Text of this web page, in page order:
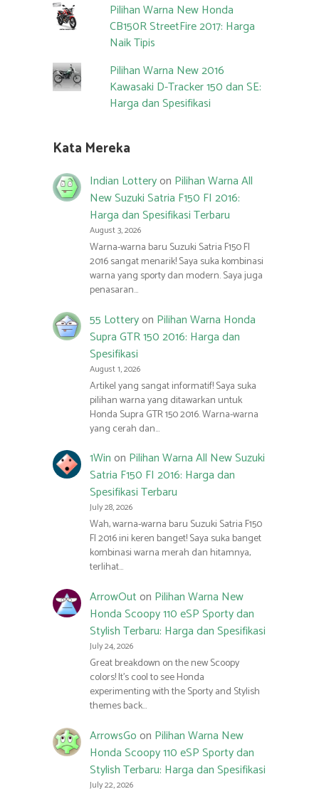
Pilihan Warna New Honda
CB150R StreetFire 2017: Harga
Naik Tipis
Pilihan Warna New 2016
Kawasaki D-Tracker 150 dan SE:
Harga dan Spesifikasi
Kata Mereka
Indian Lotteryon Pilihan Warna All
New Suzuki Satria F150 FI 2016:
Harga dan Spesifikasi Terbaru
August 3, 2026
Warna-warna baru Suzuki Satria F150 FI
2016 sangat menarik! Saya suka kombinasi
warna yang sporty dan modern. Saya juga
penasaran…
55 Lotteryon Pilihan Warna Honda
Supra GTR 150 2016: Harga dan
Spesifikasi
August 1, 2026
Artikel yang sangat informatif! Saya suka
pilihan warna yang ditawarkan untuk
Honda Supra GTR 150 2016. Warna-warna
yang cerah dan…
1Winon Pilihan Warna All New Suzuki
Satria F150 FI 2016: Harga dan
Spesifikasi Terbaru
July 28, 2026
Wah, warna-warna baru Suzuki Satria F150
FI 2016 ini keren banget! Saya suka banget
kombinasi warna merah dan hitamnya,
terlihat…
ArrowOuton Pilihan Warna New
Honda Scoopy 110 eSP Sporty dan
Stylish Terbaru: Harga dan Spesifikasi
July 24, 2026
Great breakdown on the new Scoopy
colors! It’s cool to see Honda
experimenting with the Sporty and Stylish
themes back…
ArrowsGoon Pilihan Warna New
Honda Scoopy 110 eSP Sporty dan
Stylish Terbaru: Harga dan Spesifikasi
July 22, 2026